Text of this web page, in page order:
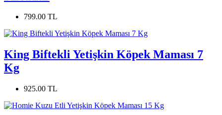
799.00 TL
King Biftekli Yetişkin Köpek Maması 7
Kg
925.00 TL